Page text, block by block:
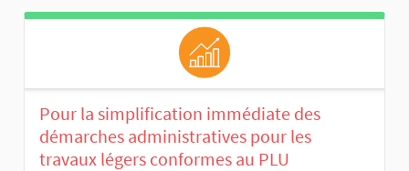
Pour la simplification immédiate des
démarches administratives pour les
travaux légers conformes au PLU